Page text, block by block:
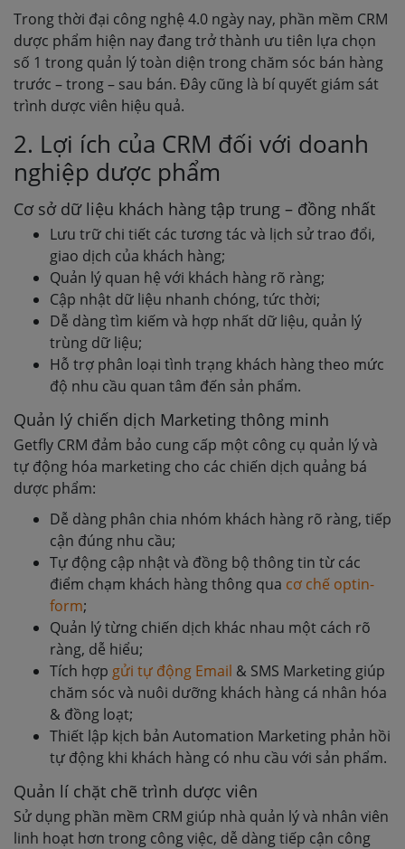
Trong thời đại công nghệ 4.0 ngày nay, phần mềm CRM
dược phẩm hiện nay đang trở thành ưu tiên lựa chọn
số 1 trong quản lý toàn diện trong chăm sóc bán hàng
trước – trong – sau bán. Đây cũng là bí quyết giám sát
trình dược viên hiệu quả.
2. Lợi ích của CRM đối với doanh
nghiệp dược phẩm
Cơ sở dữ liệu khách hàng tập trung – đồng nhất
Lưu trữ chi tiết các tương tác và lịch sử trao đổi,
giao dịch của khách hàng;
Quản lý quan hệ với khách hàng rõ ràng;
Cập nhật dữ liệu nhanh chóng, tức thời;
Dễ dàng tìm kiếm và hợp nhất dữ liệu, quản lý
trùng dữ liệu;
Hỗ trợ phân loại tình trạng khách hàng theo mức
độ nhu cầu quan tâm đến sản phẩm.
Quản lý chiến dịch Marketing thông minh
Getfly CRM đảm bảo cung cấp một công cụ quản lý và
tự động hóa marketing cho các chiến dịch quảng bá
dược phẩm:
Dễ dàng phân chia nhóm khách hàng rõ ràng, tiếp
cận đúng nhu cầu;
Tự động cập nhật và đồng bộ thông tin từ các
điểm chạm khách hàng thông qua cơ chế optin-
form;
Quản lý từng chiến dịch khác nhau một cách rõ
ràng, dễ hiểu;
Tích hợp gửi tự động Email & SMS Marketing giúp
chăm sóc và nuôi dưỡng khách hàng cá nhân hóa
& đồng loạt;
Thiết lập kịch bản Automation Marketing phản hồi
tự động khi khách hàng có nhu cầu với sản phẩm.
Quản lí chặt chẽ trình dược viên
Sử dụng phần mềm CRM giúp nhà quản lý và nhân viên
linh hoạt hơn trong công việc, dễ dàng tiếp cận công